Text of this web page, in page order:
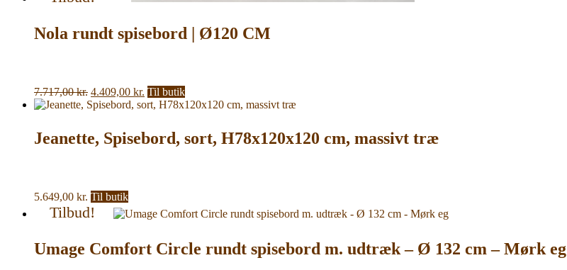
Nola rundt spisebord | Ø120 CM
7.717,00kr. Den
oprindelige
7.717,00 kr..
4.409,00 kr. Den
aktuelle
er:
4.409,00 kr..
Til butik
Jeanette, Spisebord, sort, H78x120x120 cm, massivt træ
5.649,00 kr. Til butik
Tilbud!
Umage Comfort Circle rundt spisebord m. udtræk – Ø 132 cm – Mørk eg